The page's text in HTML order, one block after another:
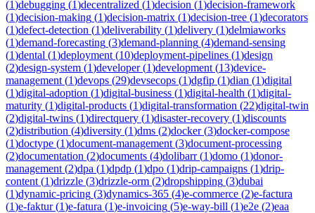
(1)debugging (1)decentralized (1)decision (1)decision-framework
(1)decision-making (1)decision-matrix (1)decision-tree (1)decorators
(1)defect-detection (1)deliverability (1)delivery (1)delmiaworks
(1)demand-forecasting (3)demand-planning (4)demand-sensing
(1)dental (1)deployment (10)deployment-pipelines (1)design
(2)design-system (1)developer(1)development (13)device-
management (1)devops (29)devsecops (1)dgfip (1)dian (1)digital
(1)digital-adoption (1)digital-business (1)digital-health (1)digital-
maturity (1)digital-products (1)digital-transformation (22)digital-twin
(2)digital-twins (1)directquery (1)disaster-recovery (1)discounts
(2)distribution (4)diversity (1)dms (2)docker(3)docker-compose
(1)doctype (1)document-management (3)document-processing
(2)documentation (2)documents (4)dolibarr(1)domo (1)donor-
management (2)dpa (1)dpdp (1)dpo (1)drip-campaigns (1)drip-
content (1)drizzle (3)drizzle-orm (2)dropshipping (3)dubai
(1)dynamic-pricing (3)dynamics-365 (4)e-commerce (2)e-factura
(1)e-faktur(1)e-fatura (1)e-invoicing (5)e-way-bill (1)e2e (2)eaa